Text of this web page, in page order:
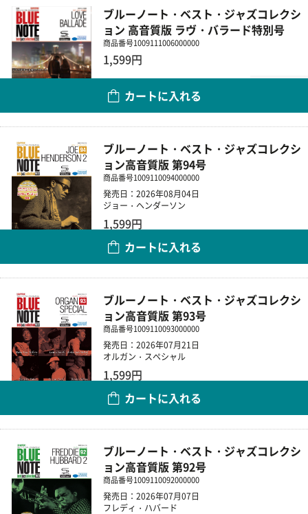
ブルーノート・ベスト・ジャズコレクシ
ョン 高音質版 ラヴ・バラード特別号
商品番号1009111006000000
1,599円
カートに入れる
ブルーノート・ベスト・ジャズコレクシ
ョン高音質版 第94号
商品番号1009110094000000
発売日：2026年08月04日
ジョー・ヘンダーソン
1,599円
カートに入れる
ブルーノート・ベスト・ジャズコレクシ
ョン高音質版 第93号
商品番号1009110093000000
発売日：2026年07月21日
オルガン・スペシャル
1,599円
カートに入れる
ブルーノート・ベスト・ジャズコレクシ
ョン高音質版 第92号
商品番号1009110092000000
発売日：2026年07月07日
フレディ・ハバード